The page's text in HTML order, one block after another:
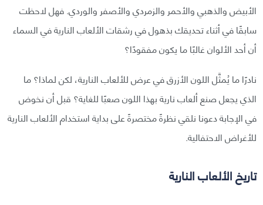
الأبيض والذهبي والأحمر والزمردي والأصفر والوردي. فهل لاحظت
سابقًا في أثناء تحديقك بذهول في رشقات الألعاب النارية في السماء
أن أحد الألوان غالبًا ما يكون مفقودًا؟
نادرًا ما يُمثَّل اللون الأزرق في عرض للألعاب النارية، لكن لماذا؟ ما
الذي يجعل صنع ألعاب نارية بهذا اللون صعبًا للغاية؟ قبل أن نخوض
في الإجابة دعونا نلقي نظرةً مختصرةً على بداية استخدام الألعاب النارية
للأغراض الاحتفالية.
تاريخ الألعاب النارية